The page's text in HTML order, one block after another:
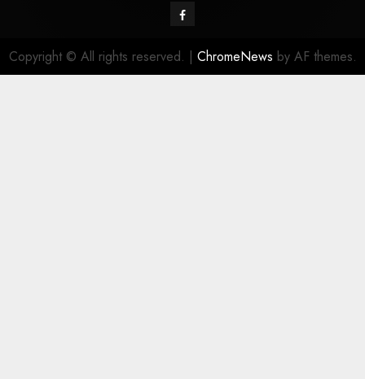
Copyright © All rights reserved. | ChromeNews by AF themes.